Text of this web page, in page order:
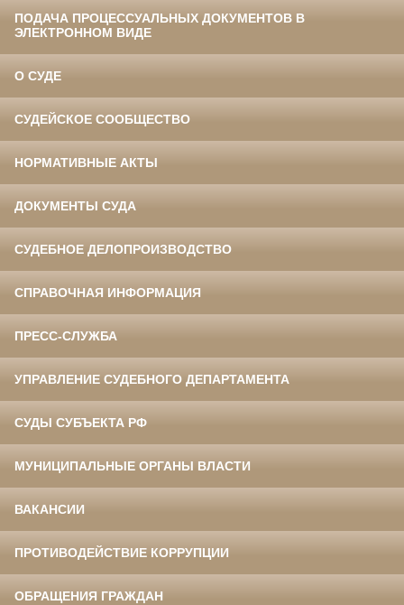
ПОДАЧА ПРОЦЕССУАЛЬНЫХ ДОКУМЕНТОВ В
ЭЛЕКТРОННОМ ВИДЕ
О СУДЕ
СУДЕЙСКОЕ СООБЩЕСТВО
НОРМАТИВНЫЕ АКТЫ
ДОКУМЕНТЫ СУДА
СУДЕБНОЕ ДЕЛОПРОИЗВОДСТВО
СПРАВОЧНАЯ ИНФОРМАЦИЯ
ПРЕСС-СЛУЖБА
УПРАВЛЕНИЕ СУДЕБНОГО ДЕПАРТАМЕНТА
СУДЫ СУБЪЕКТА РФ
МУНИЦИПАЛЬНЫЕ ОРГАНЫ ВЛАСТИ
ВАКАНСИИ
ПРОТИВОДЕЙСТВИЕ КОРРУПЦИИ
ОБРАЩЕНИЯ ГРАЖДАН